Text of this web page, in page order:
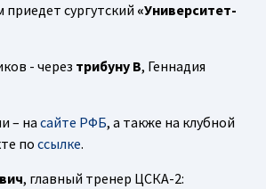
сургутский «Университет-
- через трибуну В, Геннадия
– на сайте РФБ, а также на клубной
по ссылке.
, главный тренер ЦСКА-2: